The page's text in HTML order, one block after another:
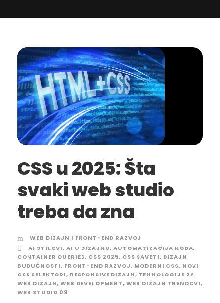
CSS u 2025: Šta
svaki web studio
treba da zna
WEB DIZAJN I FRONT-END RAZVOJ
AI STILOVI, AI U DIZAJNU, AUTOMATIZACIJA KODA,
CONTAINER QUERIES, CSS 2025, CSS SAVETI, DIZAJN
BUDUĆNOSTI, FRONT-END RAZVOJ, MODERNI CSS, NOVI
CSS SELEKTORI, RESPONSIVE DIZAJN, TEHNOLOGIJE ZA
WEB DIZAJN, WEB DEVELOPMENT, WEB DIZAJN TRENDOVI,
WEB STUDIO 09